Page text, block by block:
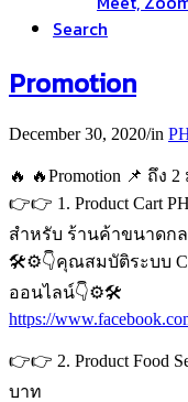
Search
Promotion
December 30, 2020/in
🔥 🔥Promotion 📌 ถึง
👉👉 1. Product Cart
สำหรับ ร้านค้าขนาดกล
🛠⚙️👇คุณสมบัติระบบ
ออนไลน์👇⚙️🛠
https://
👉👉 2. Product Food
บาท